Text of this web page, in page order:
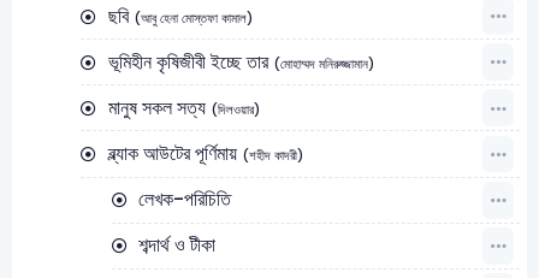
ছবি (আবু হেনা মোস্তফা কামাল)
ভূমিহীন কৃষিজীবী ইচ্ছে তার (মোহাম্মদ মনিরুজ্জামান)
মানুষ সকল সত্য (দিলওয়ার)
ব্ল্যাক আউটের পূর্ণিমায় (শহীদ কাদরী)
লেখক-পরিচিতি
শব্দার্থ ও টীকা